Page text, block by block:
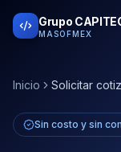
Grupo
MASOFMEX
Inicio Solicitar
Sin costo y sin